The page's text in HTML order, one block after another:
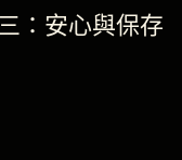
：安心與保存